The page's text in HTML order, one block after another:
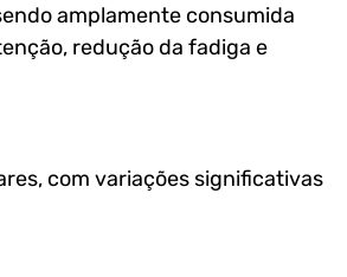
amplamente consumida
redução da fadiga e
com variações significativas